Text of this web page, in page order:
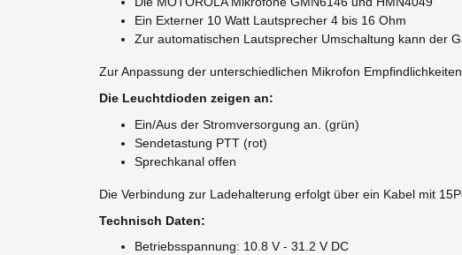
Ein Externer 10 Watt Lautsprecher 4 bis 16 Ohm
Zur automatischen Lautsprecher Umschaltung kann der
Zur Anpassung der unterschiedlichen Mikrofon
Die Leuchtdioden zeigen an:
Ein/Aus der Stromversorgung an. (grün)
Sendetastung PTT (rot)
Sprechkanal offen
Die Verbindung zur Ladehalterung erfolgt über ein Kabel mit
Technisch Daten:
Betriebsspannung: 10.8 V - 31.2 V DC